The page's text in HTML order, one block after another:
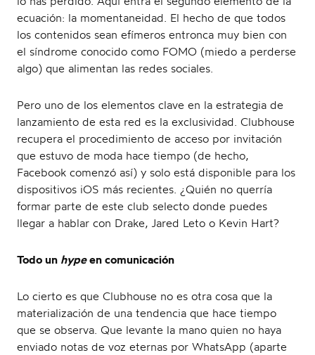
ecuación: la momentaneidad. El hecho de que todos
los contenidos sean efímeros entronca muy bien con
el síndrome conocido como FOMO (miedo a perderse
algo) que alimentan las redes sociales.
Pero uno de los elementos clave en la estrategia de
lanzamiento de esta red es la exclusividad. Clubhouse
recupera el procedimiento de acceso por invitación
que estuvo de moda hace tiempo (de hecho,
Facebook comenzó así) y solo está disponible para los
dispositivos iOS más recientes. ¿Quién no querría
formar parte de este club selecto donde puedes
llegar a hablar con Drake, Jared Leto o Kevin Hart?
Todo un hypeen comunicación
Lo cierto es que Clubhouse no es otra cosa que la
materialización de una tendencia que hace tiempo
que se observa. Que levante la mano quien no haya
enviado notas de voz eternas por WhatsApp (aparte